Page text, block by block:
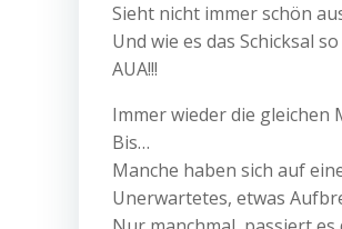
Sieht nicht immer schön
Und wie es das Schicksal
AUA!!!
Immer wieder die gleichen
Bis…
Manche haben sich auf
Unerwartetes, etwas